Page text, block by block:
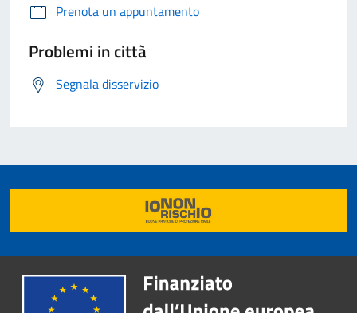
Prenota un appuntamento
Problemi in città
Segnala disservizio